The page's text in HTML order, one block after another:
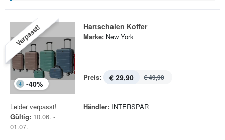
Verpasst!
-40%
Hartschalen Koffer
Marke: New York
Preis: € 29,90 € 49,90
Leider verpasst!
Gültig: 10.06. -
01.07.
Händler: INTERSPAR